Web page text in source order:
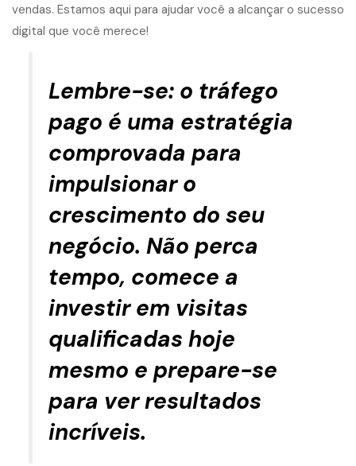
vendas. Estamos aqui para ajudar você a alcançar o sucesso
digital que você merece!
Lembre-se: o tráfego
pago é uma estratégia
comprovada para
impulsionar o
crescimento do seu
negócio. Não perca
tempo, comece a
investir em visitas
qualificadas hoje
mesmo e prepare-se
para ver resultados
incríveis.